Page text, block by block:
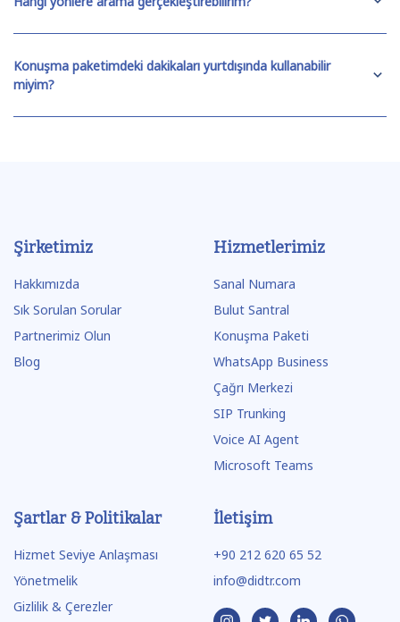
Konuşma paketimdeki dakikaları yurtdışında kullanabilir
miyim?
Şirketimiz
Hakkımızda
Sık Sorulan Sorular
Partnerimiz Olun
Blog
Hizmetlerimiz
Sanal Numara
Bulut Santral
Konuşma Paketi
WhatsApp Business
Çağrı Merkezi
SIP Trunking
Voice AI Agent
Microsoft Teams
Şartlar & Politikalar
Hizmet Seviye Anlaşması
Yönetmelik
Gizlilik & Çerezler
İletişim
+90 212 620 65 52
info@didtr.com